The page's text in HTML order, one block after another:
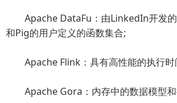
Apache DataFu：由LinkedIn开发
和Pig的用户定义的函数集合;
Apache Flink：具有高性能的执行时
Apache Gora：内存中的数据模型和